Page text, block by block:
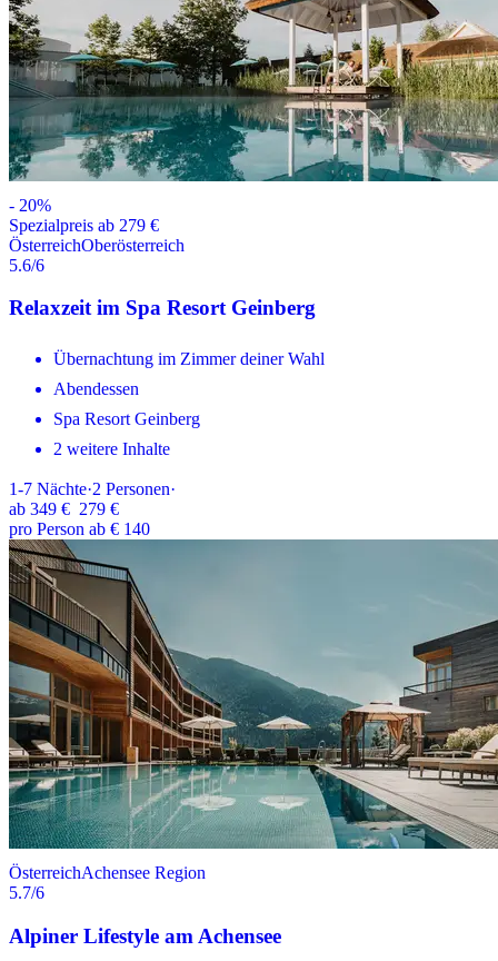
- 20%
Spezialpreis ab 279 €
ÖsterreichOberösterreich
5.6/6
Relaxzeit im Spa Resort Geinberg
Übernachtung im Zimmer deiner Wahl
Abendessen
Spa Resort Geinberg
2 weitere Inhalte
1-7 Nächte·2 Personen·
ab 349 € 279 €
pro Person ab € 140
ÖsterreichAchensee Region
5.7/6
Alpiner Lifestyle am Achensee